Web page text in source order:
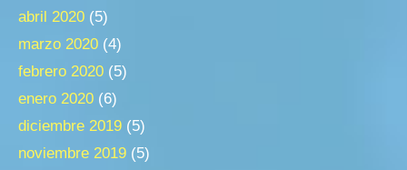
abril 2020 (5)
marzo 2020 (4)
febrero 2020 (5)
enero 2020 (6)
diciembre 2019 (5)
noviembre 2019 (5)